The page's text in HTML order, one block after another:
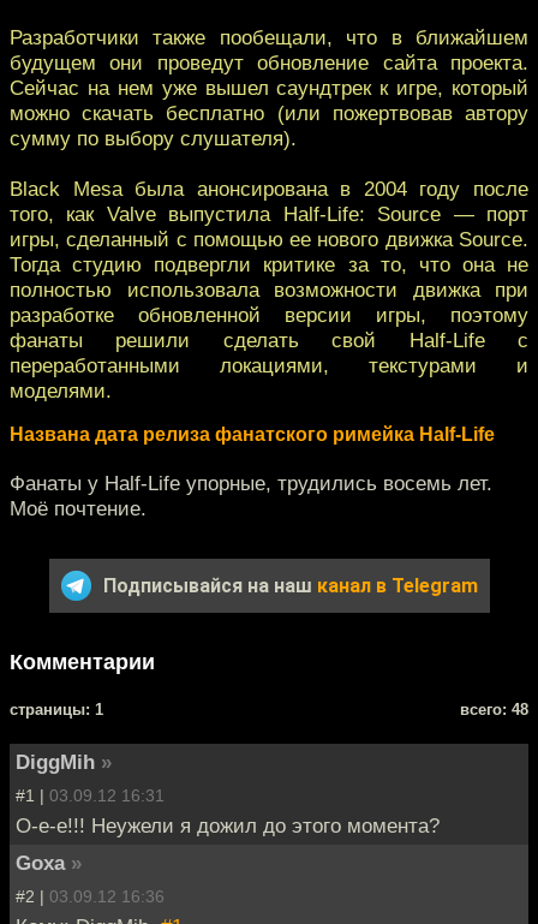
Разработчики также пообещали, что в ближайшем
будущем они проведут обновление сайта проекта.
Сейчас на нем уже вышел саундтрек к игре, который
можно скачать бесплатно (или пожертвовав автору
сумму по выбору слушателя).
Black Mesa была анонсирована в 2004 году после
того, как Valve выпустила Half-Life: Source — порт
игры, сделанный с помощью ее нового движка Source.
Тогда студию подвергли критике за то, что она не
полностью использовала возможности движка при
разработке обновленной версии игры, поэтому
фанаты решили сделать свой Half-Life с
переработанными локациями, текстурами и
моделями.
Названа дата релиза фанатского римейка Half-Life
Фанаты у Half-Life упорные, трудились восемь лет.
Моё почтение.
Подписывайся на наш канал в Telegram
Комментарии
cтраницы: 1 всего: 48
DiggMih »
#1 | 03.09.12 16:31
О-е-е!!! Неужели я дожил до этого момента?
Goxa »
#2 | 03.09.12 16:36